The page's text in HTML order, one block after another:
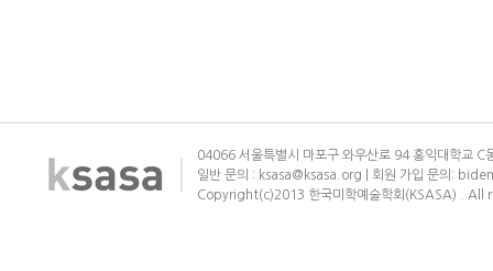
04066 서울특별시 마포구 와우산로 94 홍익대학교 C
일반 문의 : ksasa@ksasa.org | 회원 가입 문의:
Copyright(c)2013 한국미학예술학회(KSASA) . All